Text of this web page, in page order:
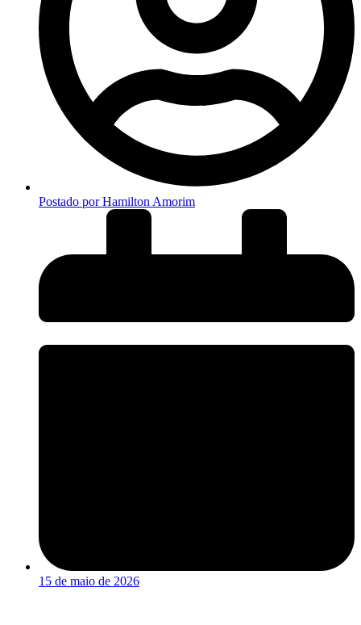
Postado porHamilton Amorim
15 de maio de 2026